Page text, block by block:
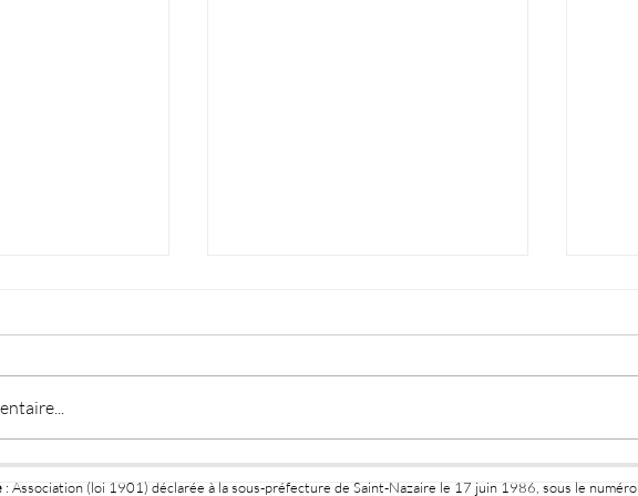
quatre
EXPOSITION JANIE
: Association (loi 1901) déclarée à la sous-préfecture de Saint-Nazaire le 17 juin 1986, sous le